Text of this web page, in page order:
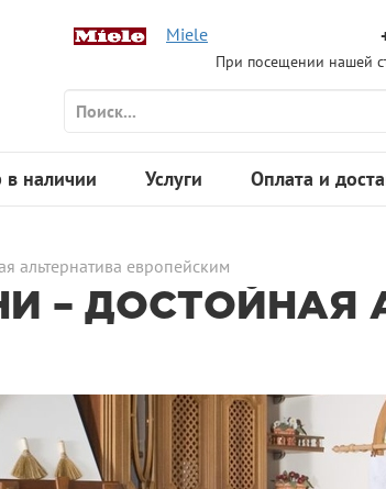
Miele
При посещении нашей
в наличии Услуги Оплата и
альтернатива европейским
– ДОСТОЙНАЯ